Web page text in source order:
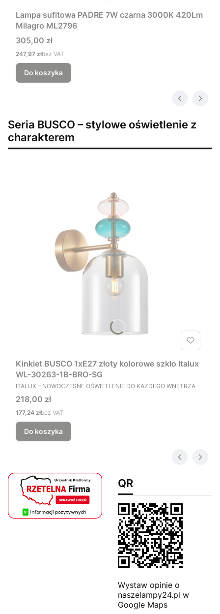
Lampa sufitowa PADRE 7W czarna 3000K 420Lm
Milagro ML2796
Cena
305,00 zł
Cena
247,97 złbez VAT
Do koszyka
Seria BUSCO – stylowe oświetlenie z
charakterem
Kinkiet BUSCO 1xE27 złoty kolorowe szkło Italux
WL-30263-1B-BRO-SG
PRODUCENT
ITALUX – NOWOCZESNE OŚWIETLENIE DO KAŻDEGO WNĘTRZA
Cena
218,00 zł
Cena
177,24 złbez VAT
Do koszyka
QR
Wystaw opinie o
naszelampy24.pl w
Google Maps